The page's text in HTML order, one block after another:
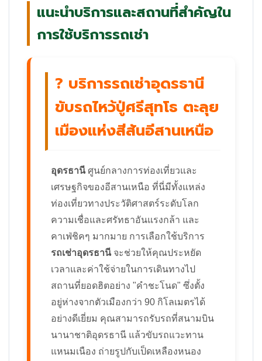
แนะนำบริการและสถานที่สำคัญใน
การใช้บริการรถเช่า
? บริการรถเช่าอุดรธานี
ขับรถไหว้ปู่ศรีสุทโธ ตะลุย
เมืองแห่งสีสันอีสานเหนือ
อุดรธานีศูนย์กลางการท่องเที่ยวและ
เศรษฐกิจของอีสานเหนือ ที่นี่มีทั้งแหล่ง
ท่องเที่ยวทางประวัติศาสตร์ระดับโลก
ความเชื่อและศรัทธาอันแรงกล้า และ
คาเฟ่ชิคๆ มากมาย การเลือกใช้บริการ
รถเช่าอุดรธานีจะช่วยให้คุณประหยัด
เวลาและค่าใช้จ่ายในการเดินทางไป
สถานที่ยอดฮิตอย่าง "คำชะโนด" ซึ่งตั้ง
อยู่ห่างจากตัวเมืองกว่า 90 กิโลเมตรได้
อย่างดีเยี่ยม คุณสามารถรับรถที่สนามบิน
นานาชาติอุดรธานี แล้วขับรถแวะทาน
แหนมเนือง ถ่ายรูปกับเป็ดเหลืองหนอง